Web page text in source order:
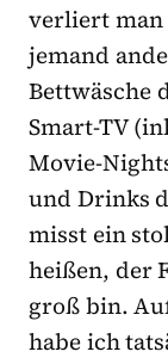
verliert man
jemand
Bettwäsche
Smart-TV
Movie-
und Drinks
misst ein
heißen, der
groß bin.
habe ich